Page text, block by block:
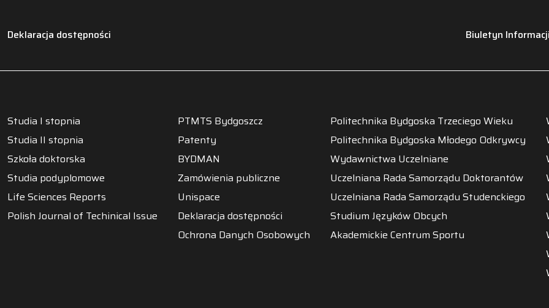
Deklaracja dostępności Biuletyn
Studia I stopnia
Studia II stopnia
Szkoła doktorska
Studia podyplomowe
Life Sciences Reports
Polish Journal of Techinical Issue
PTMTS Bydgoszcz
Patenty
BYDMAN
Zamówienia publiczne
Unispace
Deklaracja dostępności
Ochrona Danych Osobowych
Politechnika Bydgoska Trzeciego Wieku
Politechnika Bydgoska Młodego Odkrywcy
Wydawnictwa Uczelniane
Uczelniana Rada Samorządu Doktorantów
Uczelniana Rada Samorządu Studenckiego
Studium Języków Obcych
Akademickie Centrum Sportu